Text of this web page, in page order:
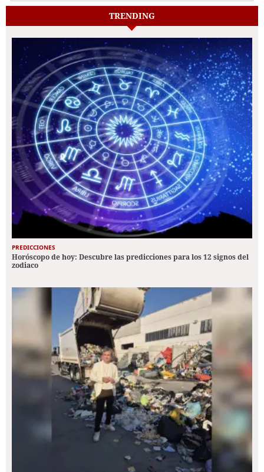
TRENDING
PREDICCIONES
Horóscopo de hoy: Descubre las predicciones para los 12 signos del
zodiaco